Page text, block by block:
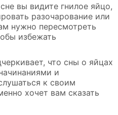
вы видите гнилое яйцо,
разочарование или
нужно пересмотреть
избежать
что сны о яйцах
и
к своим
хочет вам сказать